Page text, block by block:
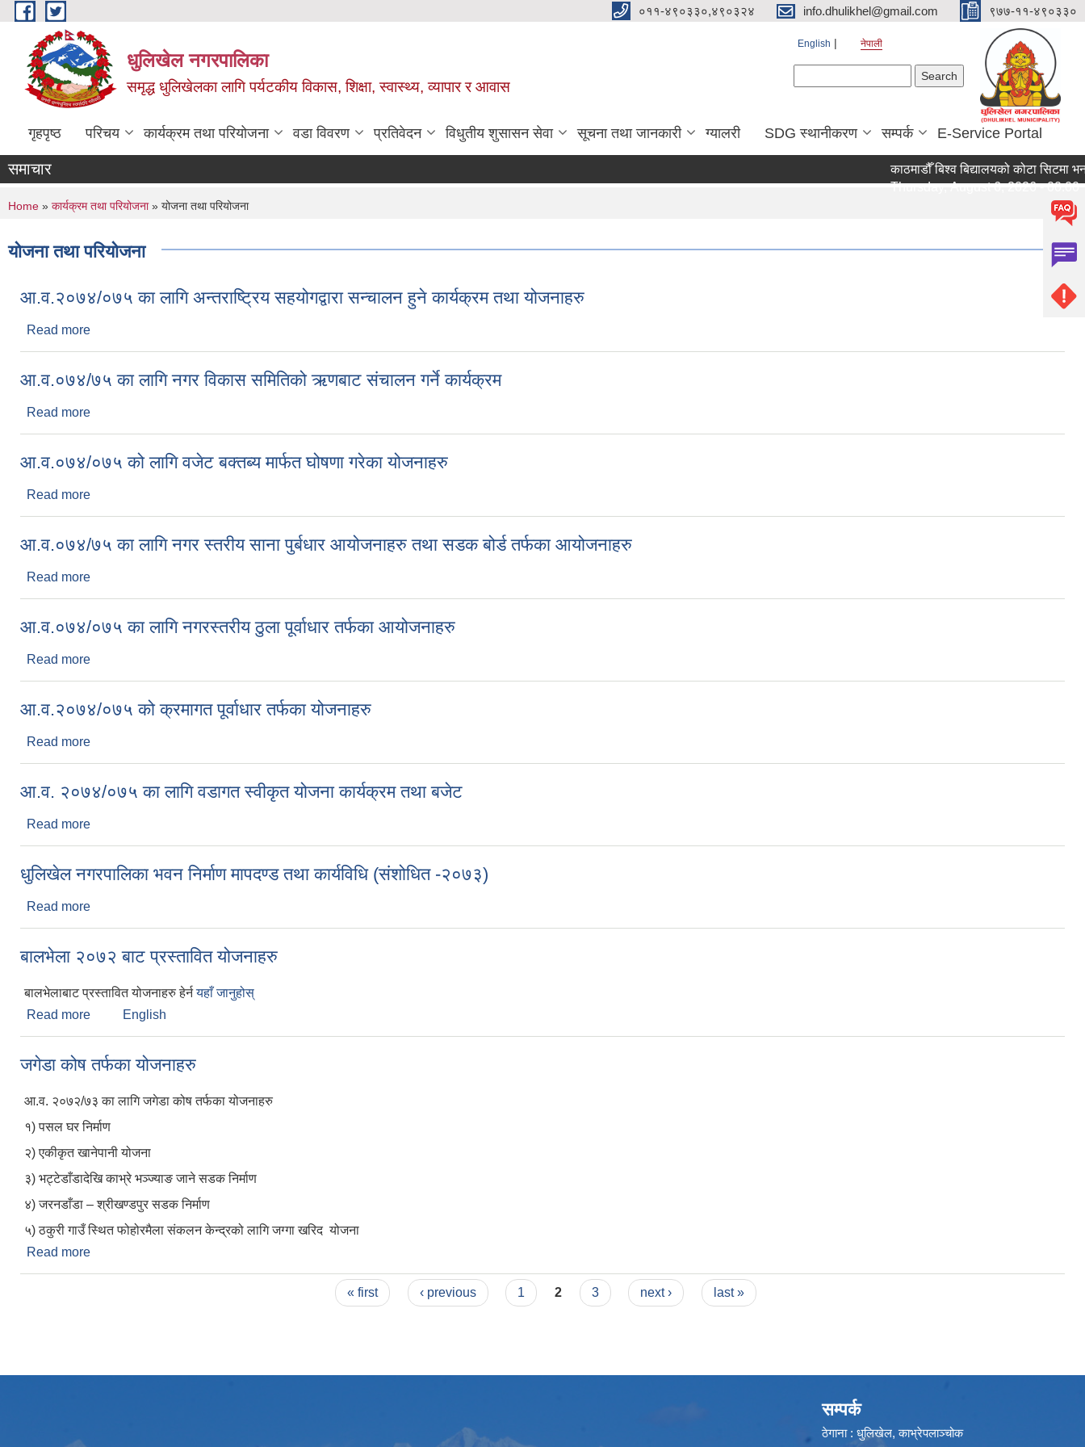
Skip to main content ०११-४९०३३०,४९०३२४ info.dhulikhel@gmail.com ९७७-११-४९०३३०
धुलिखेल नगरपालिका
समृद्ध धुलिखेलका लागि पर्यटकीय विकास, शिक्षा, स्वास्थ्य, व्यापार र आवास
English नेपाली
गृहपृष्ठ परिचय कार्यक्रम तथा परियोजना वडा विवरण प्रतिवेदन विधुतीय शुसासन सेवा सूचना तथा जानकारी ग्यालरी SDG स्थानीकरण सम्पर्क E-Service Portal
समाचार
काठमाडौँ बिश्व बिद्यालयको कोटा सिटमा
Thursday, August 6, 2026 - 00:00
You are here
Home » कार्यक्रम तथा परियोजना» योजना तथा परियोजना
योजना तथा परियोजना
आ.व.२०७४/०७५ का लागि अन्तराष्ट्रिय सहयोगद्वारा सन्चालन हुने कार्यक्रम तथा योजनाहरु
Read more
आ.व.०७४/७५ का लागि नगर विकास समितिको ऋणबाट संचालन गर्ने कार्यक्रम
Read more
आ.व.०७४/०७५ को लागि वजेट बक्तब्य मार्फत घोषणा गरेका योजनाहरु
Read more
आ.व.०७४/७५ का लागि नगर स्तरीय साना पुर्बधार आयोजनाहरु तथा सडक बोर्ड तर्फका आयोजनाहरु
Read more
आ.व.०७४/०७५ का लागि नगरस्तरीय ठुला पूर्वाधार तर्फका आयोजनाहरु
Read more
आ.व.२०७४/०७५ को क्रमागत पूर्वाधार तर्फका योजनाहरु
Read more
आ.व. २०७४/०७५ का लागि वडागत स्वीकृत योजना कार्यक्रम तथा बजेट
Read more
धुलिखेल नगरपालिका भवन निर्माण मापदण्ड तथा कार्यविधि (संशोधित -२०७३)
Read more
बालभेला २०७२ बाट प्रस्तावित योजनाहरु
बालभेलाबाट प्रस्तावित योजनाहरु हेर्नयहाँ जानुहोस्
Read more about बालभेला २०७२ बाट प्रस्तावित योजनाहरु
English
जगेडा कोष तर्फका योजनाहरु
आ.व. २०७२/७३ का लागि जगेडा कोष तर्फका योजनाहरु
१) पसल घर निर्माण
२) एकीकृत खानेपानी योजना
३) भट्टेडाँडादेखि काभ्रे भञ्ज्याङ जाने सडक निर्माण
४) जरनडाँडा – श्रीखण्डपुर सडक निर्माण
५) ठकुरी गाउँ स्थित फोहोरमैला संकलन केन्द्रको लागि जग्गा खरिद योजना
Read more
« first ‹ previous 1 2 3 next › last »
सम्पर्क
ठेगाना : धुलिखेल, काभ्रेपलाञ्चोक